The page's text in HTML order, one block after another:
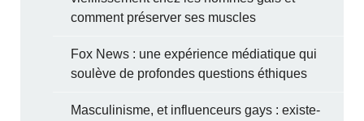
comment préserver ses muscles
Fox News : une expérience médiatique qui
soulève de profondes questions éthiques
Masculinisme, et influenceurs gays : existe-